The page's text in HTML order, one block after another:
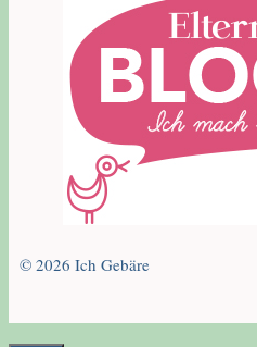
© 2026 Ich Gebäre